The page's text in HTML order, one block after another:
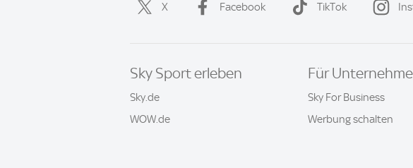
X Facebook TikTok
Sky Sport erleben
Sky.de
WOW.de
Für
Sky For Business
Werbung schalten